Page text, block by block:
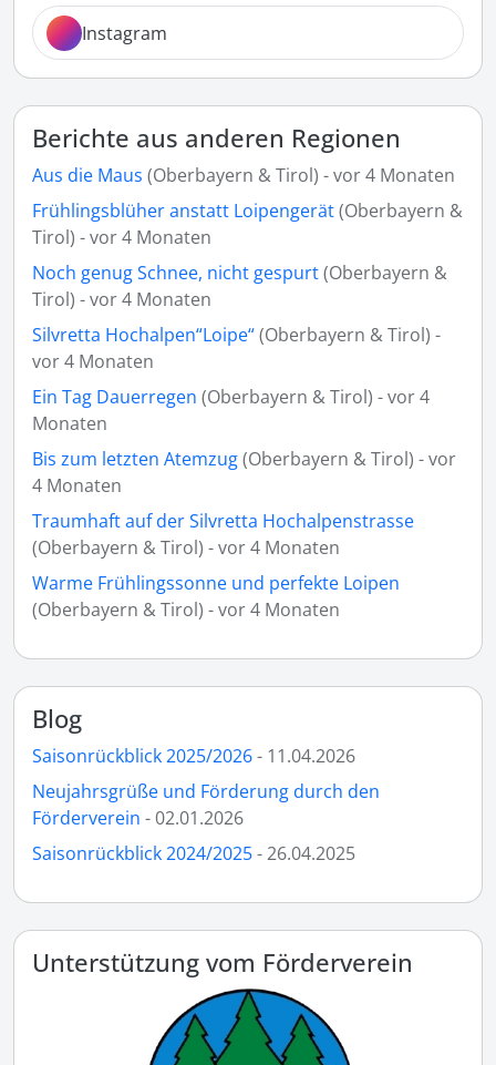
Instagram
Berichte aus anderen Regionen
Aus die Maus (Oberbayern & Tirol) - vor 4 Monaten
Frühlingsblüher anstatt Loipengerät(Oberbayern &
Tirol) - vor 4 Monaten
Noch genug Schnee, nicht gespurt(Oberbayern &
Tirol) - vor 4 Monaten
Silvretta Hochalpen“Loipe“(Oberbayern & Tirol) -
vor 4 Monaten
Ein Tag Dauerregen (Oberbayern & Tirol) - vor 4
Monaten
Bis zum letzten Atemzug(Oberbayern & Tirol) - vor
4 Monaten
Traumhaft auf der Silvretta Hochalpenstrasse
(Oberbayern & Tirol) - vor 4 Monaten
Warme Frühlingssonne und perfekte Loipen
(Oberbayern & Tirol) - vor 4 Monaten
Blog
Saisonrückblick 2025/2026- 11.04.2026
Neujahrsgrüße und Förderung durch den
Förderverein - 02.01.2026
Saisonrückblick 2024/2025- 26.04.2025
Unterstützung vom Förderverein